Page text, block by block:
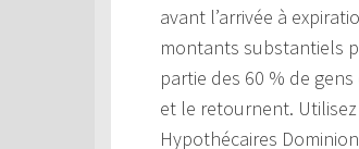
avant l’arrivée à
montants substantiels
partie des 60 % de
et le retournent.
Hypothécaires